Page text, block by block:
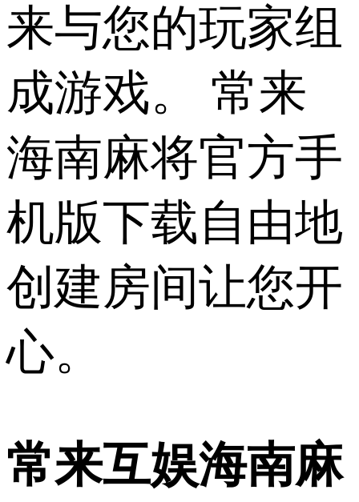
来与您的玩家组
成游戏。 常来
海南麻将官方手
机版下载自由地
创建房间让您开
心。
常来互娱海南麻